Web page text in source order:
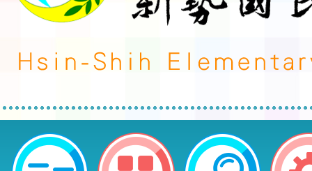
113學年度第2學期友達永續基金
獎學金】-桃園市平鎮區新勢國民小